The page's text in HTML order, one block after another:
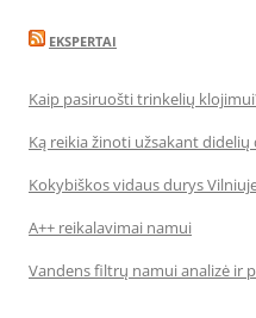
EKSPERTAI
Kaip pasiruošti trinkelių
Ką reikia žinoti užsakant
Kokybiškos vidaus durys
A++ reikalavimai namui
Vandens filtrų namui analizė ir